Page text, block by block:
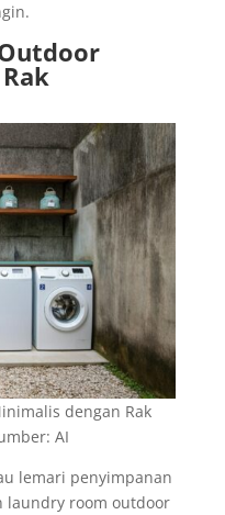
dengan Rak
AI
lemari penyimpanan
laundry room outdoor